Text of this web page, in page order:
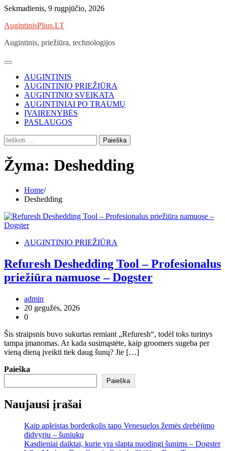
Skip
content
Sekmadienis, 9 rugpjūčio, 2026
AugintinisPlius.LT
Augintinis, priežiūra, technologijos
AUGINTINIS
AUGINTINIO PRIEŽIŪRA
AUGINTINIO SVEIKATA
AUGINTINIAI PO TRAUMŲ
ĮVAIRENYBĖS
PASLAUGOS
Ieškoti:
Žyma: Deshedding
Home
Deshedding
AUGINTINIO PRIEŽIŪRA
Refuresh Deshedding Tool – Profesionalus
priežiūra namuose – Dogster
admin
20 gegužės, 2026
0
Šis straipsnis buvo sukurtas remiant „Refuresh“, todėl toks turinys
tampa įmanomas. Ar kada susimąstėte, kaip groomers sugeba per
vieną dieną įveikti tiek daug šunų? Jie […]
Paieška
Paieška
Naujausi įrašai
Kaip apleistas borderkolis tapo Venesuelos žemės drebėjimo
didvyriu – šuniuku
Kasdieniai daiktai, kurie yra slapta nuodingi šunims – Dogster